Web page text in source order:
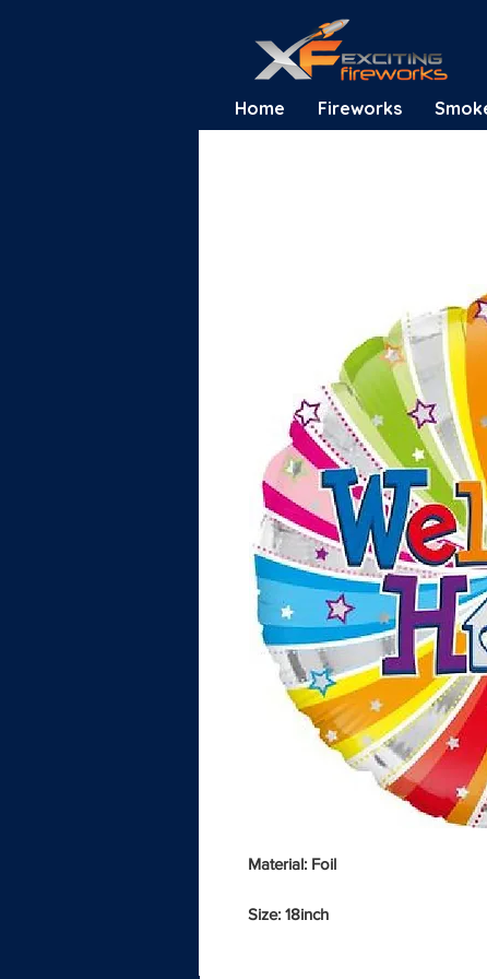
Home Fireworks
Material: Foil
Size: 18inch